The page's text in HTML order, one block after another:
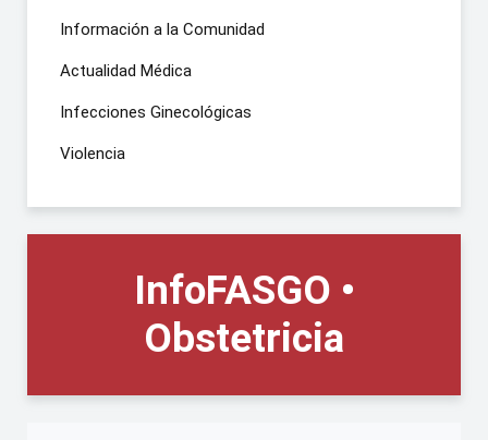
InfoFASGO •
Obstetricia
Información a la Comunidad
Actualidad Médica
Infecciones Ginecológicas
Violencia